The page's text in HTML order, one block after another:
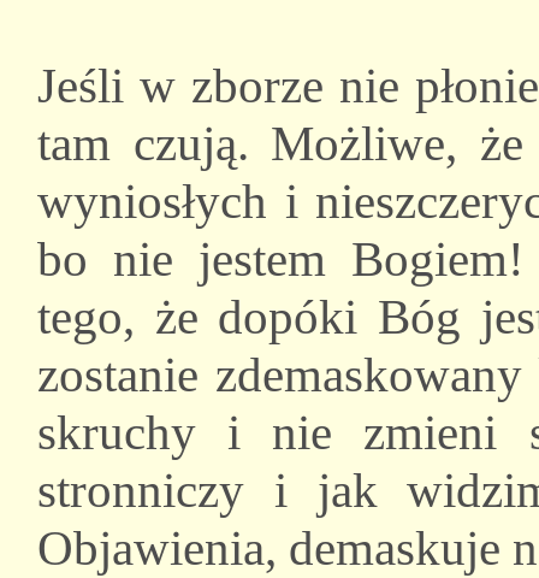
Jeśli w zborze nie
tam czują. Możliwe,
wyniosłych i
bo nie jestem
tego, że dopóki Bóg
zostanie
skruchy i nie zmieni
stronniczy i jak
Objawienia, demaskuje